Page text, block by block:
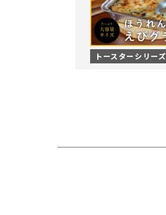
トースターシリーズ